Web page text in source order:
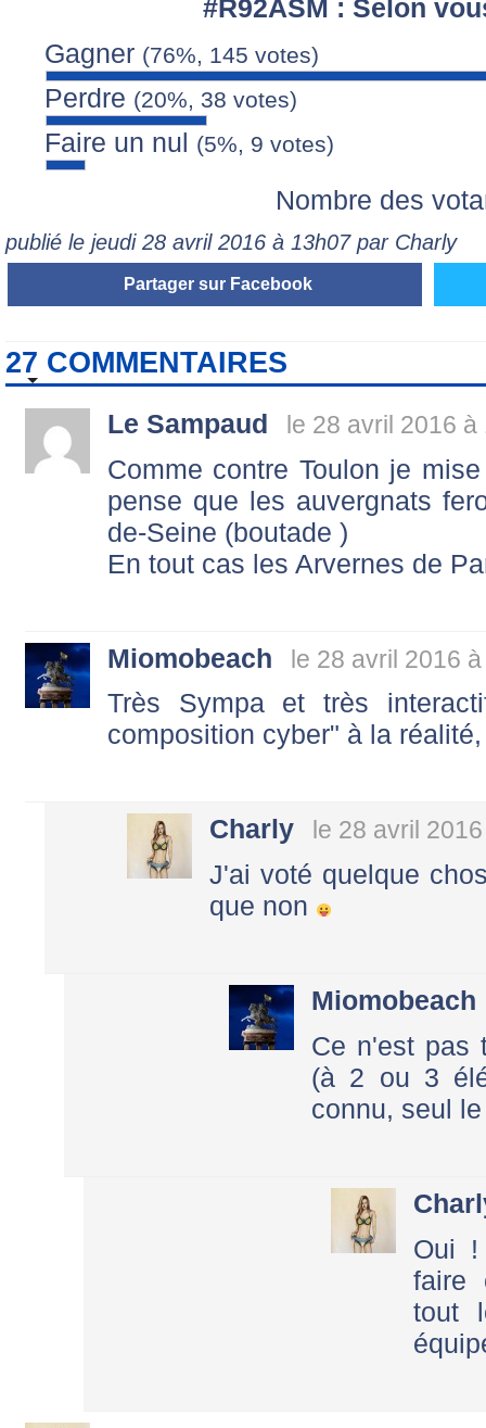
#R92ASM : Selon
Gagner (76%, 145 votes)
Perdre (20%, 38 votes)
Faire un nul (5%, 9 votes)
Nombre des
publié le jeudi 28 avril 2016 à 13h07 par Charly
Partager sur Facebook
27 COMMENTAIRES
Le Sampaud le 28 avril 2016 à
Comme contre Toulon je
pense que les auvergnats
de-Seine (boutade )
En tout cas les Arvernes de
Miomobeach le 28 avril 2016
Très Sympa et très
composition cyber" à la
Charly le 28 avril
J'ai voté quelque
que non
Miomobeach
Ce n'est pas
(à 2 ou 3
connu, seul
Oui
faire
tout